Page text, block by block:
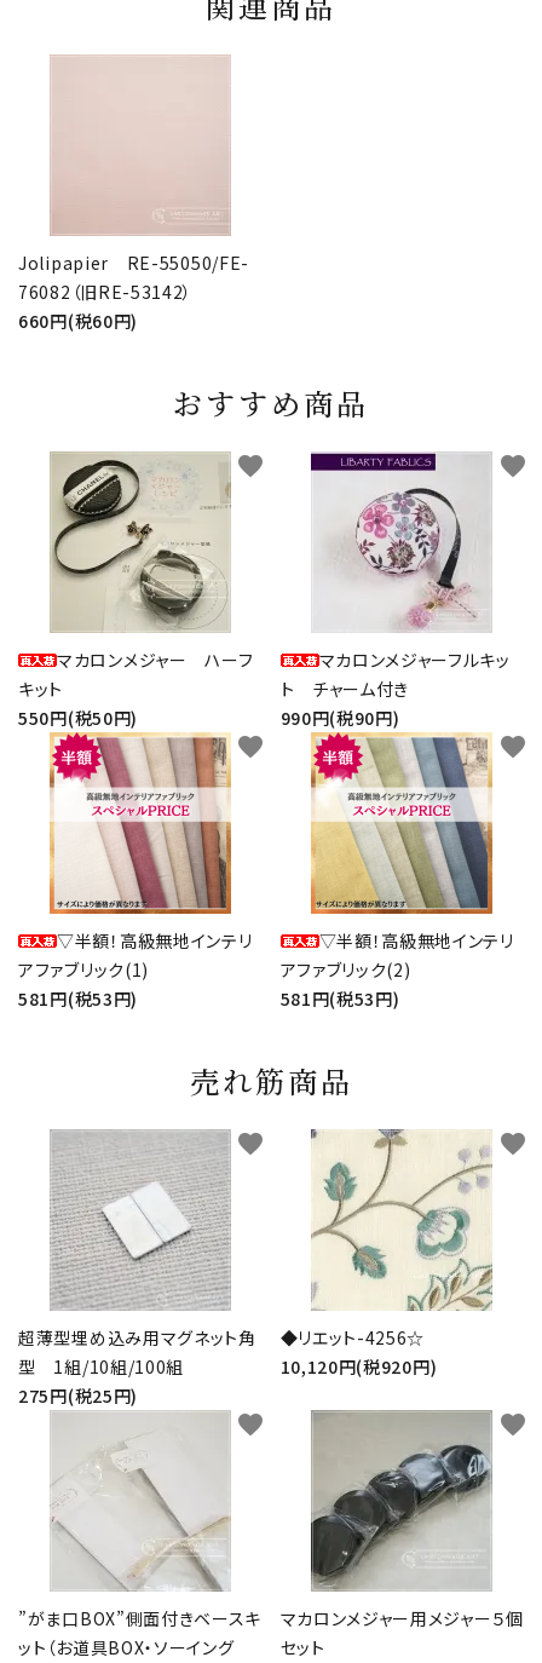
関連商品
Jolipapier RE-55050/FE-
76082（旧RE-53142）
660円(税60円)
おすすめ商品
マカロンメジャー ハーフ
キット
550円(税50円)
favorite
マカロンメジャーフルキッ
ト チャーム付き
990円(税90円)
favorite
▽半額！高級無地インテリ
アファブリック(1)
581円(税53円)
favorite
▽半額！高級無地インテリ
アファブリック(2)
581円(税53円)
favorite
売れ筋商品
超薄型埋め込み用マグネット角
型 1組/10組/100組
275円(税25円)
favorite
◆リエット-4256☆
10,120円(税920円)
favorite
”がま口BOX”側面付きベースキ
ット（お道具BOX・ソーイング
favorite
マカロンメジャー用メジャー５個
セット
favorite